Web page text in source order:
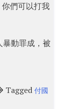
們可以打我
動罪成，被
Tagged 付國